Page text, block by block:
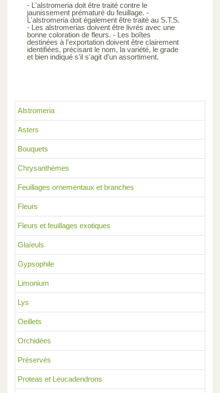
Alstromeria
Asters
Bouquets
Chrysanthèmes
Feuillages ornementaux et branches
Fleurs
Fleurs et feuillages exotiques
Glaïeuls
Gypsophile
Limonium
Lys
Oeillets
Orchidées
Préservés
Proteas et Leucadendrons
- L'alstromeria doit être traité contre le
jaunissement prématuré du feuillage. -
L'alstromeria doit également être traité au S.T.S.
- Les alstromerias doivent être livrés avec une
bonne coloration de fleurs. - Les boîtes
destinées à l'exportation doivent être clairement
identifiées, précisant le nom, la variété, le grade
et bien indiqué s'il s'agit d'un assortiment.